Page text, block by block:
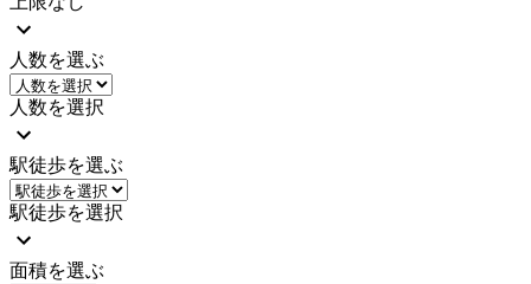
人数を選ぶ
人数を選択
駅徒歩を選ぶ
駅徒歩を選択
面積を選ぶ